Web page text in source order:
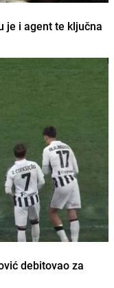
je i agent te ključna
debitovao za